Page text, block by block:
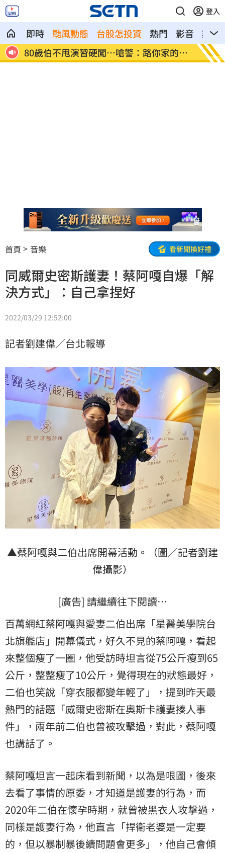
登入
即時 颱風動態 台股怎投資 熱門 影音
熱搜
群 80歲伯不甩演習硬闖…嗆警：路你家的
逆？
退休
首頁 音樂 看新聞換好禮
同威爾史密斯護妻！蔡阿嘎自爆「解
決方式」：自己拿捏好
2022/03/29 12:52:00
記者劉建偉／台北報導
▲蔡阿嘎與二伯出席開幕活動。（圖／記者劉建
偉攝影）
[廣告] 請繼續往下閱讀…
百萬網紅蔡阿嘎與愛妻二伯出席「星醫美學院台
北旗艦店」開幕儀式，好久不見的蔡阿嘎，看起
來整個瘦了一圈，他受訪時坦言從75公斤瘦到65
公斤，整整瘦了10公斤，覺得現在的狀態最好，
二伯也笑說「穿衣服都變年輕了」，提到昨天最
熱門的話題「威爾史密斯在奧斯卡護妻揍人事
件」，兩年前二伯也曾被攻擊過，對此，蔡阿嘎
也講話了。
蔡阿嘎坦言一起床看到新聞，以為是哏圖，後來
去看了事情的原委，才知道是護妻的行為，而
2020年二伯在懷孕時期，就曾被黑衣人攻擊過，
同樣是護妻行為，他直言「捍衛老婆是一定要
的，但以暴制暴後續問題會更多」，他自己會傾